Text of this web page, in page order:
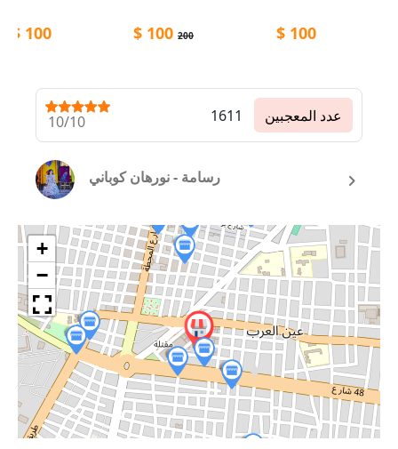
100
$
200
100
$
100
$
10/10 1611 عدد المعجبين
رسامة - نورهان كوباني
+
−